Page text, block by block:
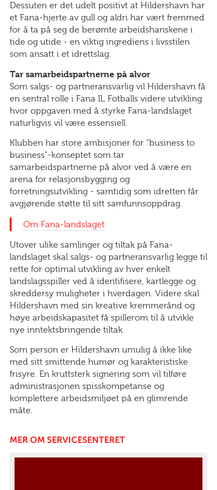
Dessuten er det udelt positivt at Hildershavn har
et Fana-hjerte av gull og aldri har vært fremmed
for å ta på seg de berømte arbeidshanskene i
tide og utide - en viktig ingrediens i livsstilen
som ansatt i et idrettslag.
Tar samarbeidspartnerne på alvor
Som salgs- og partneransvarlig vil Hildershavn få
en sentral rolle i Fana IL Fotballs videre utvikling
hvor oppgaven med å styrke Fana-landslaget
naturligvis vil være essensiell.
Klubben har store ambisjoner for "business to
business"-konseptet som tar
samarbeidspartnerne på alvor ved å være en
arena for relasjonsbygging og
forretningsutvikling - samtidig som idretten får
avgjørende støtte til sitt samfunnsoppdrag.
Om Fana-landslaget
Utover ulike samlinger og tiltak på Fana-
landslaget skal salgs- og partneransvarlig legge til
rette for optimal utvikling av hver enkelt
landslagsspiller ved å identifisere, kartlegge og
skreddersy muligheter i hverdagen. Videre skal
Hildershavn med sin kreative kremmerånd og
høye arbeidskapasitet få spillerom til å utvikle
nye inntektsbringende tiltak.
Som person er Hildershavn umulig å ikke like
med sitt smittende humør og karakteristiske
frisyre. En kruttsterk signering som vil tilføre
administrasjonen spisskompetanse og
komplettere arbeidsmiljøet på en glimrende
måte.
MER OM SERVICESENTERET